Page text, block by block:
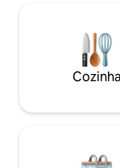
Warrnambool,
conhecida por
história, parques
spas de minerais.
Cozinha